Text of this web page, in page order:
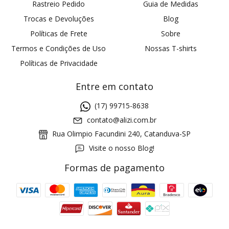
Rastreio Pedido
Trocas e Devoluções
Políticas de Frete
Termos e Condições de Uso
Políticas de Privacidade
Guia de Medidas
Blog
Sobre
Nossas T-shirts
Entre em contato
(17) 99715-8638
contato@alizi.com.br
Rua Olimpio Facundini 240, Catanduva-SP
Visite o nosso Blog!
Formas de pagamento
Cupom 1a compra: GANHE5